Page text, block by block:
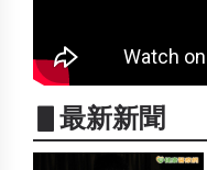
▋最新新聞